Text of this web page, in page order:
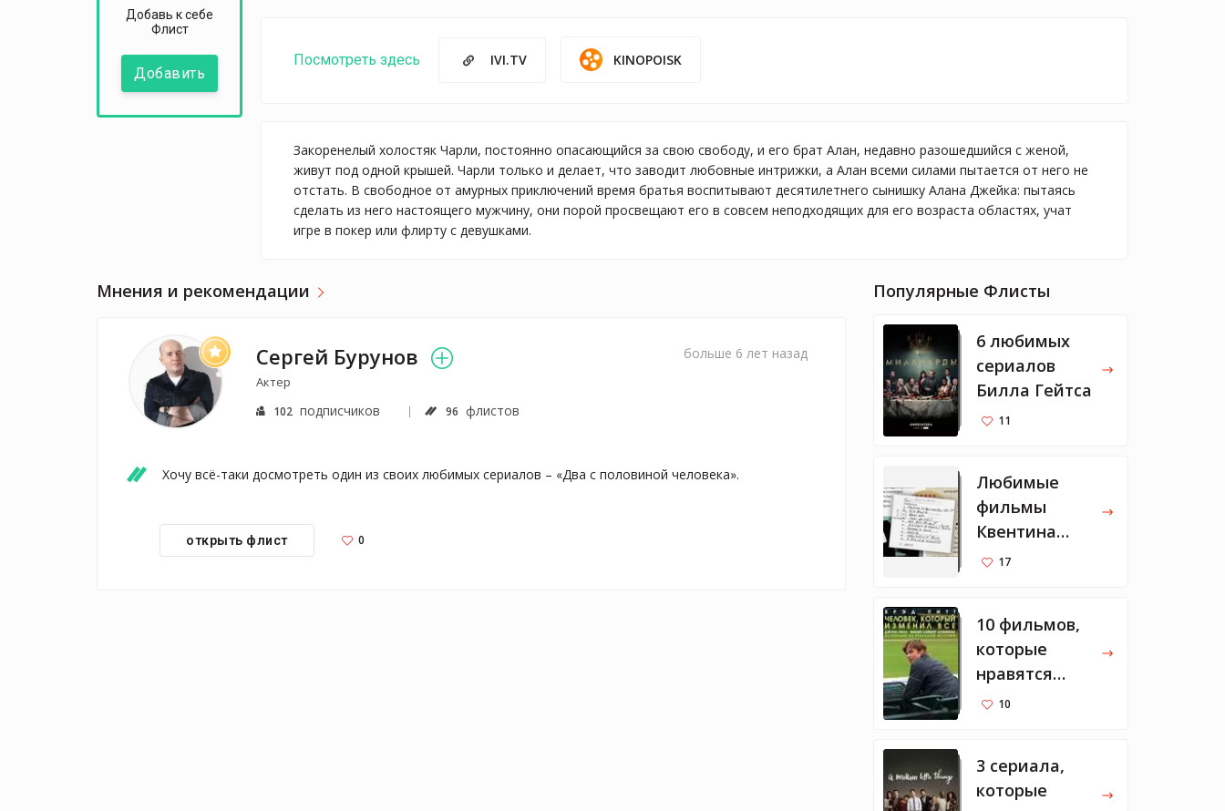
Добавь к себе
Флист
Добавить
Посмотреть здесь IVI.TV KINOPOISK
Закоренелый холостяк Чарли, постоянно опасающийся за свою свободу, и его брат Алан, недавно разошедшийся с женой,
живут под одной крышей. Чарли только и делает, что заводит любовные интрижки, а Алан всеми силами пытается от него не
отстать. В свободное от амурных приключений время братья воспитывают десятилетнего сынишку Алана Джейка: пытаясь
сделать из него настоящего мужчину, они порой просвещают его в совсем неподходящих для его возраста областях, учат
игре в покер или флирту с девушками.
Мнения и рекомендации
Сергей Бурунов
Актер
102 подписчиков 96 флистов
больше 6 лет назад
Хочу всё-таки досмотреть один из своих любимых сериалов – «Два с половиной человека».
открыть флист 0
Популярные Флисты
6 любимых
сериалов
Билла Гейтса
11
Любимые
фильмы
Квентина
Тарантино
17
10 фильмов,
которые
нравятся
Марку
10
3 сериала,
которые